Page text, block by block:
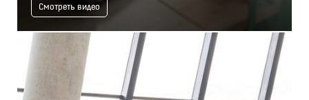
Смотреть видео